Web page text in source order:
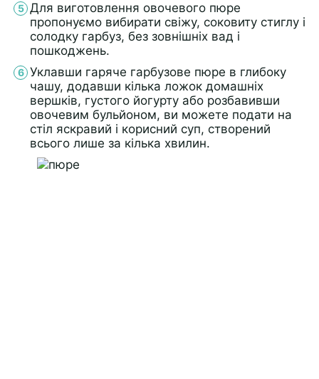
Для виготовлення овочевого пюре
пропонуємо вибирати свіжу, соковиту стиглу і
солодку гарбуз, без зовнішніх вад і
пошкоджень.
Уклавши гаряче гарбузове пюре в глибоку
чашу, додавши кілька ложок домашніх
вершків, густого йогурту або розбавивши
овочевим бульйоном, ви можете подати на
стіл яскравий і корисний суп, створений
всього лише за кілька хвилин.